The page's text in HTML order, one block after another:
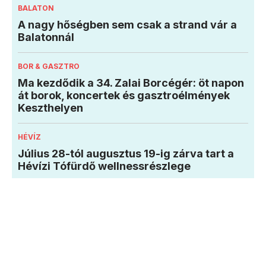
BALATON
A nagy hőségben sem csak a strand vár a
Balatonnál
BOR & GASZTRO
Ma kezdődik a 34. Zalai Borcégér: öt napon
át borok, koncertek és gasztroélmények
Keszthelyen
HÉVÍZ
Július 28-tól augusztus 19-ig zárva tart a
Hévízi Tófürdő wellnessrészlege